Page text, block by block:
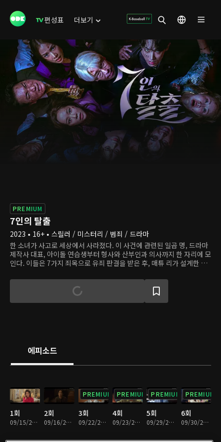
편성표 더보기
PREMIUM
7인의 탈출
2023 • 16+ • 스릴러 / 미스터리 / 범죄 / 드라마
한 소녀가 사고로 세상에서 사라졌다. 이 사건에 관련된 일곱 명, 드라마
제작사 대표, 아이돌 연습생부터 형사와 산부인과 의사까지 한 자리에 모
인다. 이들은 7가지 죄목으로 유죄 판결을 받은 후, 매튜 리가 설계한 게
살아남고자 한다. 과연 악인들이 저지른, 씻을 수 없는 죄는 무엇일까?
에피소드
1회
09/15/2023 • 1시간 28분
2회
09/16/2023 • 1시간 4분
PREMIUM
3회
09/22/2023 • 1시간 17분
PREMIUM
4회
09/23/2023 • 1시간 10분
PREMIUM
5회
09/29/2023 • 1시간 13분
PREMIUM
6회
09/30/2023 • 1시간 5분